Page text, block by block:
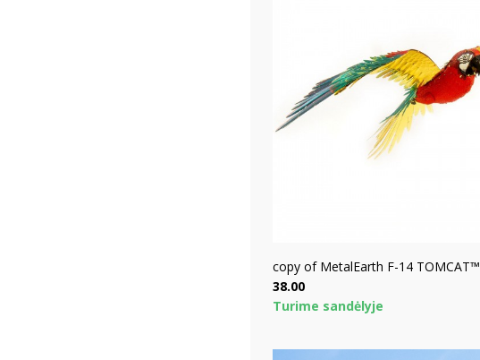
copy of MetalEarth F-14 TOMCAT™
Price
38.00
Turime sandėlyje